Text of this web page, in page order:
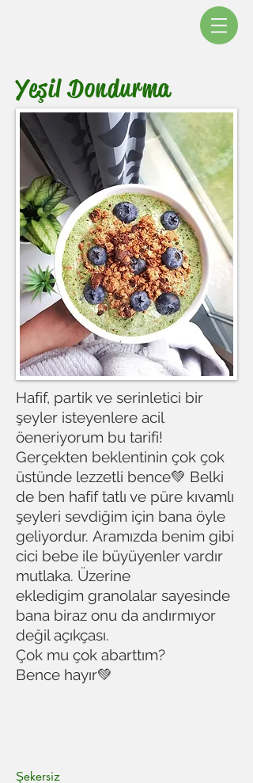
Yeşil Dondurma
Hafif, partik ve serinletici bir
şeyler isteyenlere acil
öeneriyorum bu tarifi!
Gerçekten beklentinin çok çok
üstünde lezzetli bence💚 Belki
de ben hafif tatlı ve püre kıvamlı
şeyleri sevdiğim için bana öyle
geliyordur. Aramızda benim gibi
cici bebe ile büyüyenler vardır
mutlaka. Üzerine
ekledigim granolalar sayesinde
bana biraz onu da andırmıyor
değil açıkçası.
Çok mu çok abarttım?
Bence hayır💚
Şekersiz